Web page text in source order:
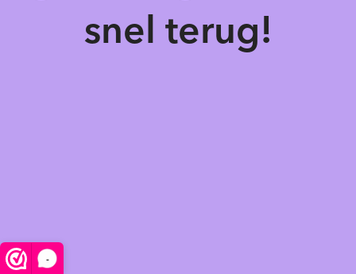
-
snel terug!